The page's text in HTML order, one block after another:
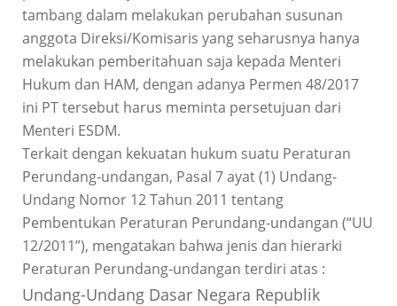
tambang dalam melakukan perubahan susunan
anggota Direksi/Komisaris yang seharusnya hanya
melakukan pemberitahuan saja kepada Menteri
Hukum dan HAM, dengan adanya Permen 48/2017
ini PT tersebut harus meminta persetujuan dari
Menteri ESDM.
Terkait dengan kekuatan hukum suatu Peraturan
Perundang-undangan, Pasal 7 ayat (1) Undang-
Undang Nomor 12 Tahun 2011 tentang
Pembentukan Peraturan Perundang-undangan (“UU
12/2011”), mengatakan bahwa jenis dan hierarki
Peraturan Perundang-undangan terdiri atas :
Undang-Undang Dasar Negara Republik